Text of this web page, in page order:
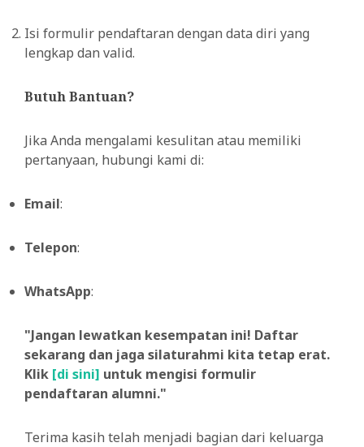
Isi formulir pendaftaran dengan data diri yang
lengkap dan valid.
Butuh Bantuan?
Jika Anda mengalami kesulitan atau memiliki
pertanyaan, hubungi kami di:
Email:
Telepon:
WhatsApp:
"Jangan lewatkan kesempatan ini! Daftar
sekarang dan jaga silaturahmi kita tetap erat.
Klik [di sini] untuk mengisi formulir
pendaftaran alumni."
Terima kasih telah menjadi bagian dari keluarga